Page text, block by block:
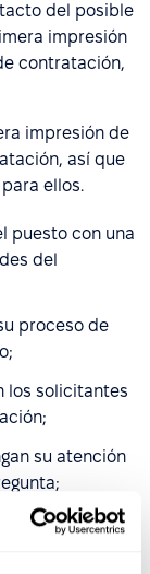
del posible
impresión
contratación,
impresión de
así que
ellos.
puesto con una
del
proceso de
los solicitantes
su atención
sobre